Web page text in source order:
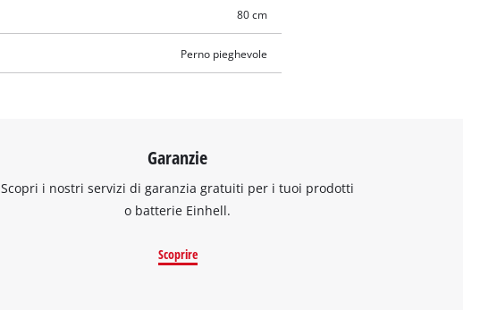
80 cm
Perno pieghevole
Garanzie
Scopri i nostri servizi di garanzia gratuiti per i tuoi prodotti
o batterie Einhell.
Scoprire